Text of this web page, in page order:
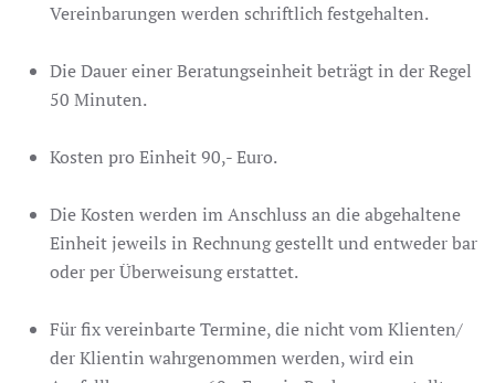
Vereinbarungen werden schriftlich festgehalten.
Die Dauer einer Beratungseinheit beträgt in der Regel
50 Minuten.
Kosten pro Einheit 90,- Euro.
Die Kosten werden im Anschluss an die abgehaltene
Einheit jeweils in Rechnung gestellt und entweder bar
oder per Überweisung erstattet.
Für fix vereinbarte Termine, die nicht vom Klienten/
der Klientin wahrgenommen werden, wird ein